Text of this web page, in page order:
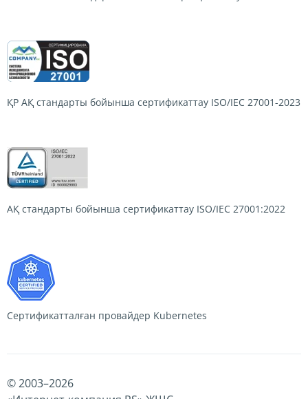
ҚР АҚ стандарты бойынша сертификаттау ISO/IEC 27001-2023
АҚ стандарты бойынша сертификаттау ISO/IEC 27001:2022
Сертификатталған провайдер Kubernetes
© 2003–2026